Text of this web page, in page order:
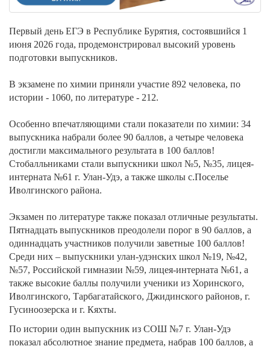
Первый день ЕГЭ в Республике Бурятия, состоявшийся 1
июня 2026 года, продемонстрировал высокий уровень
подготовки выпускников.
В экзамене по химии приняли участие 892 человека, по
истории - 1060, по литературе - 212.
Особенно впечатляющими стали показатели по химии: 34
выпускника набрали более 90 баллов, а четыре человека
достигли максимального результата в 100 баллов!
Стобалльниками стали выпускники школ №5, №35, лицея-
интерната №61 г. Улан-Удэ, а также школы с.Поселье
Иволгинского района.
Экзамен по литературе также показал отличные результаты.
Пятнадцать выпускников преодолели порог в 90 баллов, а
одиннадцать участников получили заветные 100 баллов!
Среди них – выпускники улан-удэнских школ №19, №42,
№57, Российской гимназии №59, лицея-интерната №61, а
также высокие баллы получили ученики из Хоринского,
Иволгинского, Тарбагатайского, Джидинского районов, г.
Гусиноозерска и г. Кяхты.
По истории один выпускник из СОШ №7 г. Улан-Удэ
показал абсолютное знание предмета, набрав 100 баллов, а